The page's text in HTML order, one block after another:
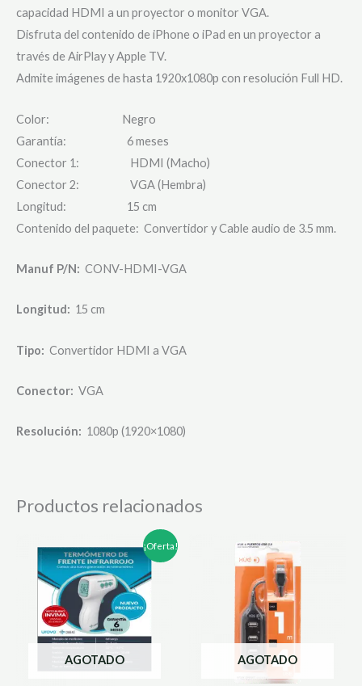
capacidad HDMI a un proyector o monitor VGA.
Disfruta del contenido de iPhone o iPad en un proyector a
través de AirPlay y Apple TV.
Admite imágenes de hasta 1920x1080p con resolución Full HD.
Color: Negro
Garantía: 6 meses
Conector 1: HDMI (Macho)
Conector 2: VGA (Hembra)
Longitud: 15 cm
Contenido del paquete: Convertidor y Cable audio de 3.5 mm.
Manuf P/N: CONV-HDMI-VGA
Longitud: 15 cm
Tipo: Convertidor HDMI a VGA
Conector: VGA
Resolución: 1080p (1920×1080)
Productos relacionados
¡Oferta!
AGOTADO
precio
original
era:
$230,000.
precio
actual
es:
$140,000.
AGOTADO